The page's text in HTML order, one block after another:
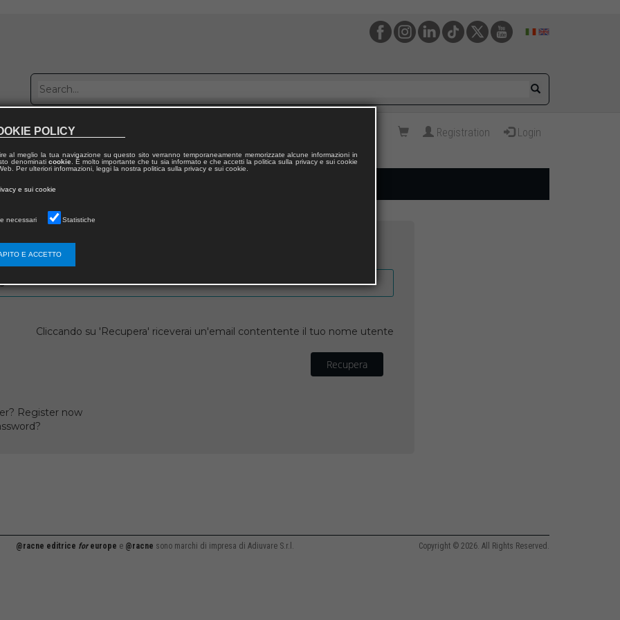
with us Registration Login
email che hai fornito in fase di registrazione
Cliccando su 'Recupera' riceverai un'email contentente il tuo nome utente
Recupera
Register now
@racne editrice foreurope e @racne sono marchi di impresa di Adiuvare S.r.l. Copyright © 2026. All Rights Reserved.
POLICY
al meglio la tua navigazione su questo sito verranno temporaneamente memorizzate alcune informazioni in
denominati cookie. È molto importante che tu sia informato e che accetti la politica sulla privacy e sui cookie
Per ulteriori informazioni, leggi la nostra politica sulla privacy e sui cookie.
e sui cookie
necessari Statistiche
E ACCETTO